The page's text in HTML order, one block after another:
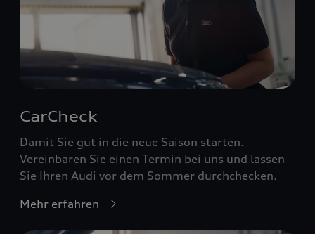
CarCheck
Damit Sie gut in die neue Saison starten.
Vereinbaren Sie einen Termin bei uns und lassen
Sie Ihren Audi vor dem Sommer durchchecken.
Mehr erfahren